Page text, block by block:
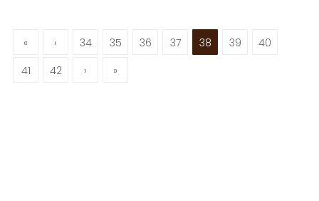
« ‹ 34 35 36 37 38 39
40
41
42 › »